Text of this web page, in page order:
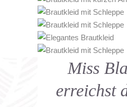
Miss
erreichst